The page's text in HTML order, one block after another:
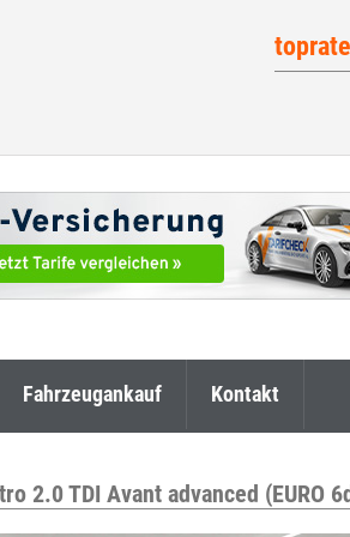
Fahrzeugankauf Kontakt
2.0 TDI Avant advanced (EURO